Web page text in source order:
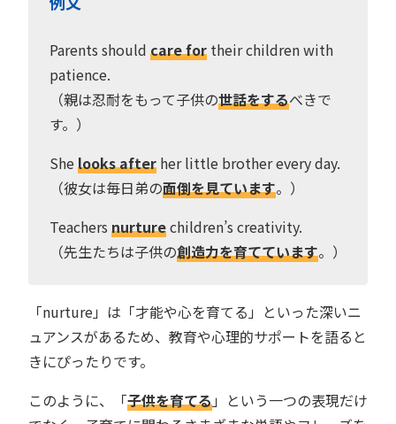
Parents should care for their children with
patience.
（親は忍耐をもって子供の世話をするべきで
す。）
Shelooks after her little brother every day.
（彼女は毎日弟の面倒を見ています。）
Teachers nurturechildren’s creativity.
（先生たちは子供の創造力を育てています。）
「nurture」は「才能や心を育てる」といった深いニ
ュアンスがあるため、教育や心理的サポートを語ると
きにぴったりです。
このように、「子供を育てる」という一つの表現だけ